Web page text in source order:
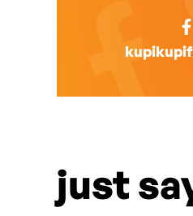
just